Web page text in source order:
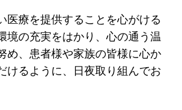
医療を提供することを心がける
境の充実をはかり、心の通う温
め、患者様や家族の皆様に心か
けるように、日夜取り組んでお